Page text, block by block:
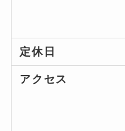
定休日
アクセス